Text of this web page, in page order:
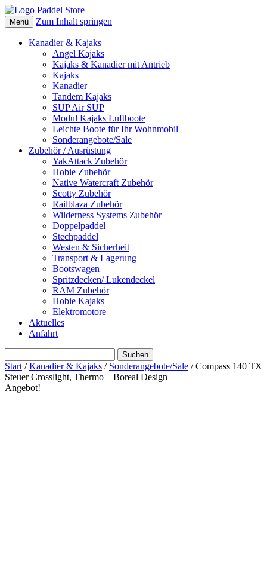
Menü Zum Inhalt springen
Kanadier & Kajaks
Angel Kajaks
Kajaks & Kanadier mit Antrieb
Kajaks
Kanadier
Tandem Kajaks
SUP Air SUP
Modul Kajaks Luftboote
Leichte Boote für Ihr Wohnmobil
Sonderangebote/Sale
Zubehör / Ausrüstung
YakAttack Zubehör
Hobie Zubehör
Native Watercraft Zubehör
Scotty Zubehör
Railblaza Zubehör
Wilderness Systems Zubehör
Doppelpaddel
Stechpaddel
Westen & Sicherheit
Transport & Lagerung
Bootswagen
Spritzdecken/ Lukendeckel
RAM Zubehör
Hobie Kajaks
Elektromotore
Aktuelles
Anfahrt
nach:
Start /Kanadier & Kajaks / Sonderangebote/Sale / Compass 140 TX
Steuer Crosslight, Thermo – Boreal Design
Angebot!